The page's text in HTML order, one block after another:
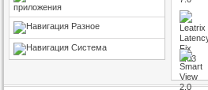
приложения
Разное
Система